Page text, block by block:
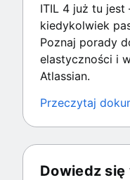
ITIL 4 już tu
kiedykolwiek
Poznaj porady
elastyczności i
Atlassian.
Przeczytaj
Dowiedz się